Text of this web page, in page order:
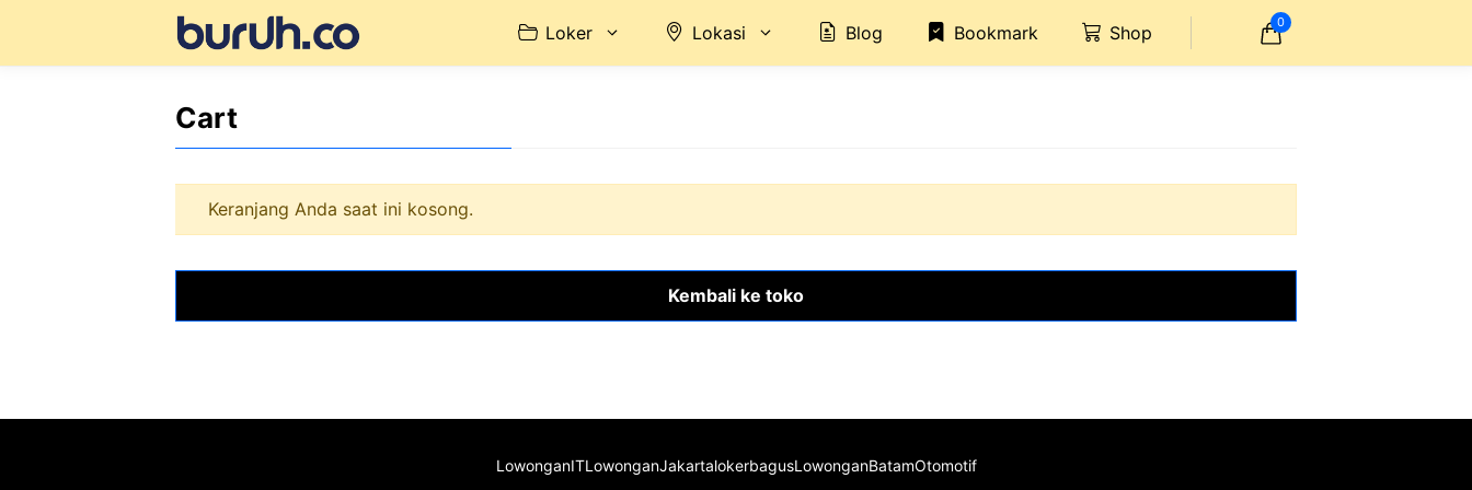
isi
0
Loker Lokasi Blog Bookmark Shop
Cart
Keranjang Anda saat ini kosong.
Kembali ke toko
LowonganITLowonganJakartalokerbagusLowonganBatamOtomotif